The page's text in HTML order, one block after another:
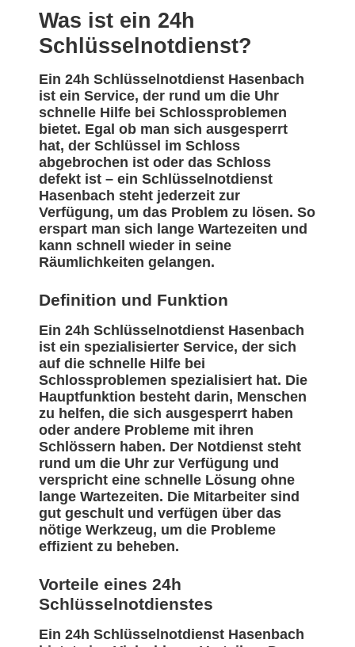
Was ist ein 24h
Schlüsselnotdienst?
Ein 24h Schlüsselnotdienst Hasenbach
ist ein Service, der rund um die Uhr
schnelle Hilfe bei Schlossproblemen
bietet. Egal ob man sich ausgesperrt
hat, der Schlüssel im Schloss
abgebrochen ist oder das Schloss
defekt ist – ein Schlüsselnotdienst
Hasenbach steht jederzeit zur
Verfügung, um das Problem zu lösen. So
erspart man sich lange Wartezeiten und
kann schnell wieder in seine
Räumlichkeiten gelangen.
Definition und Funktion
Ein 24h Schlüsselnotdienst Hasenbach
ist ein spezialisierter Service, der sich
auf die schnelle Hilfe bei
Schlossproblemen spezialisiert hat. Die
Hauptfunktion besteht darin, Menschen
zu helfen, die sich ausgesperrt haben
oder andere Probleme mit ihren
Schlössern haben. Der Notdienst steht
rund um die Uhr zur Verfügung und
verspricht eine schnelle Lösung ohne
lange Wartezeiten. Die Mitarbeiter sind
gut geschult und verfügen über das
nötige Werkzeug, um die Probleme
effizient zu beheben.
Vorteile eines 24h
Schlüsselnotdienstes
Ein 24h Schlüsselnotdienst Hasenbach